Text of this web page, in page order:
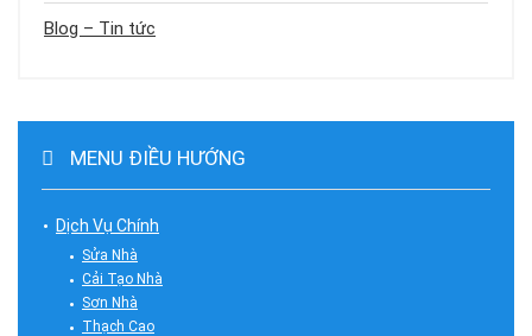
Blog – Tin tức
MENU ĐIỀU HƯỚNG
Dịch Vụ Chính
Sửa Nhà
Cải Tạo Nhà
Sơn Nhà
Thạch Cao